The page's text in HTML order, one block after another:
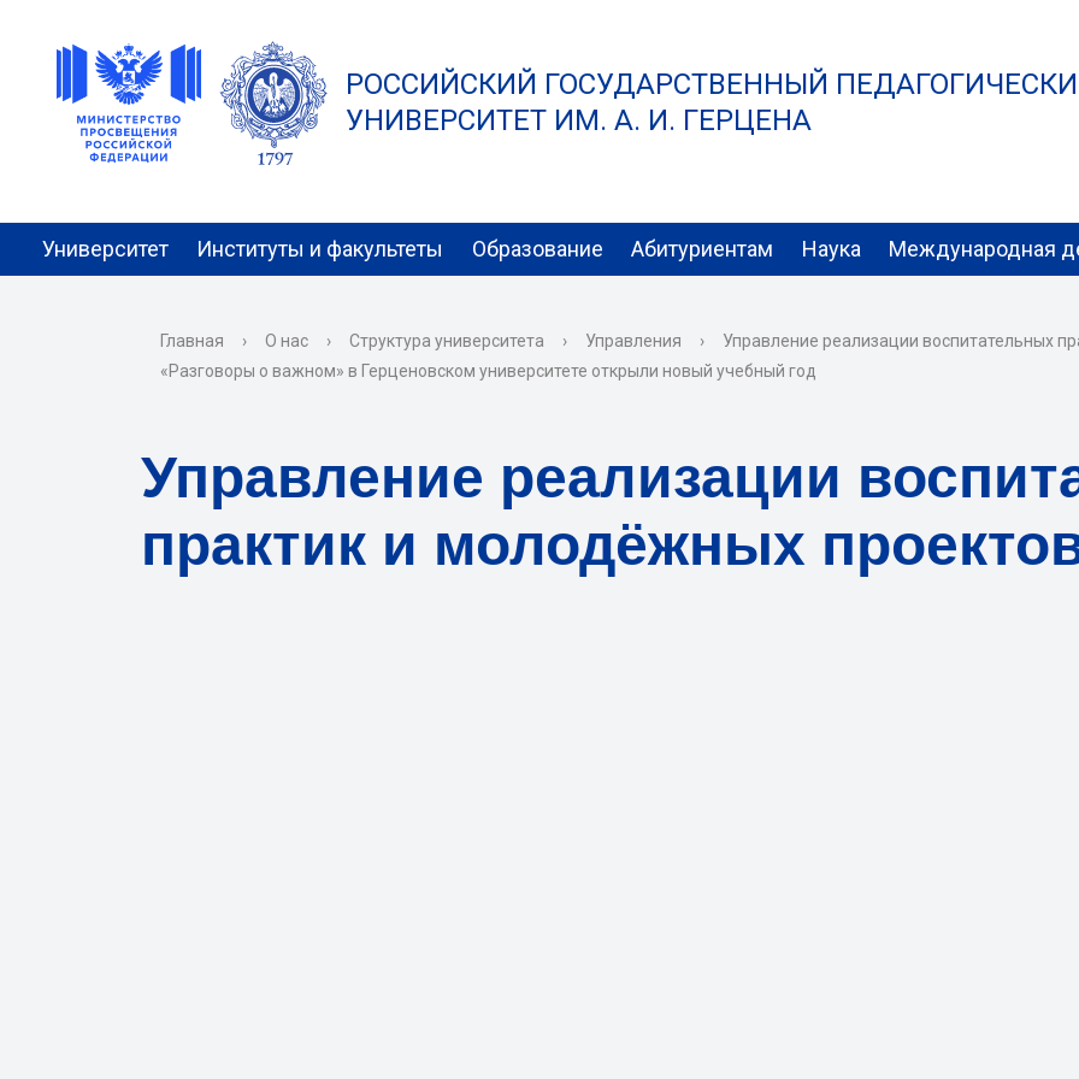
РОССИЙСКИЙ ГОСУДАРСТВЕННЫЙ
УНИВЕРСИТЕТ ИМ. А. И. ГЕРЦЕНА
Университет Институты и факультеты Образование Абитуриентам Наука Международная
Главная › О нас › Структура университета › Управления ›
Управление реализации воспитательных
«Разговоры о важном» в Герценовском университете открыли новый учебный год
Управление реализации
практик и молодёжных